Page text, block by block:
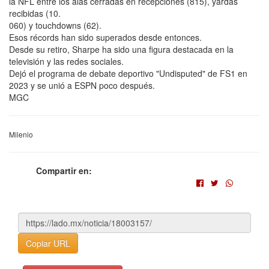
recibidas (10.
060) y touchdowns (62).
Esos récords han sido superados desde entonces.
Desde su retiro, Sharpe ha sido una figura destacada en la
televisión y las redes sociales.
Dejó el programa de debate deportivo "Undisputed" de FS1 en
2023 y se unió a ESPN poco después.
MGC
Milenio
Compartir en:
Copiar URL